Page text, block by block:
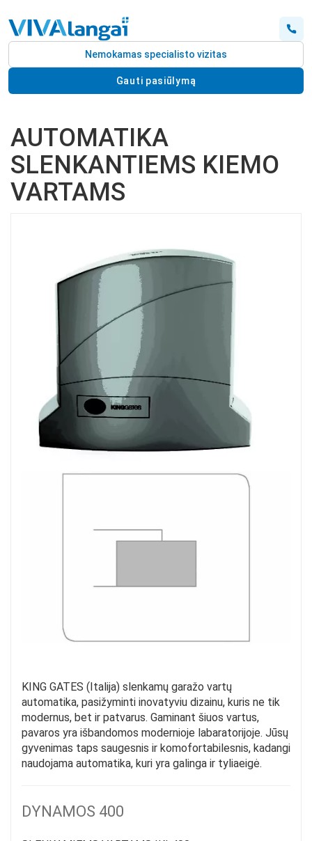
Nemokamas specialisto vizitas
Gauti pasiūlymą
AUTOMATIKA
SLENKANTIEMS KIEMO
VARTAMS
KING GATES (Italija) slenkamų garažo vartų
automatika, pasižyminti inovatyviu dizainu, kuris ne tik
modernus, bet ir patvarus. Gaminant šiuos vartus,
pavaros yra išbandomos modernioje labaratorijoje. Jūsų
gyvenimas taps saugesnis ir komofortabilesnis, kadangi
naudojama automatika, kuri yra galinga ir tyliaeigė.
DYNAMOS 400